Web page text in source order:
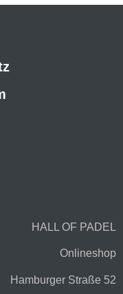
HALL OF PADEL
Onlineshop
Hamburger Straße 52